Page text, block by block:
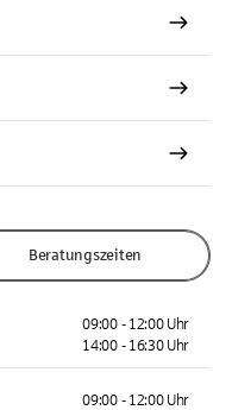
Beratungszeiten
09:00 - 12:00 Uhr
14:00 - 16:30 Uhr
09:00 - 12:00 Uhr